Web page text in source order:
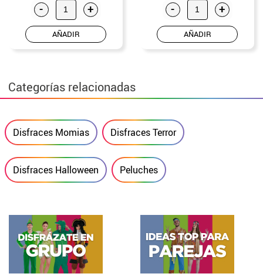
- +
AÑADIR
- +
AÑADIR
Categorías relacionadas
Disfraces Momias Disfraces Terror
Disfraces Halloween Peluches